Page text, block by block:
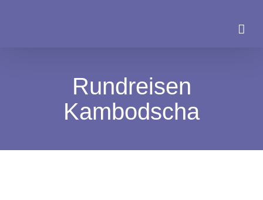
Rundreisen
Kambodscha